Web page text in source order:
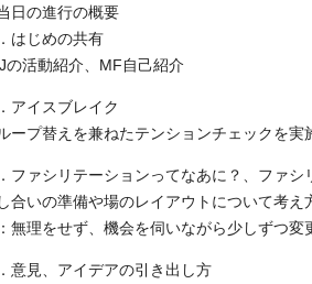
日の進行の概要
はじめの共有
の活動紹介、MF自己紹介
アイスブレイク
ープ替えを兼ねたテンションチェックを実
ファシリテーションってなあに？、ファシ
合いの準備や場のレイアウトについて考
無理をせず、機会を伺いながら少しずつ
意見、アイデアの引き出し方